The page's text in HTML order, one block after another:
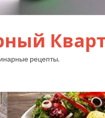
рецепты.